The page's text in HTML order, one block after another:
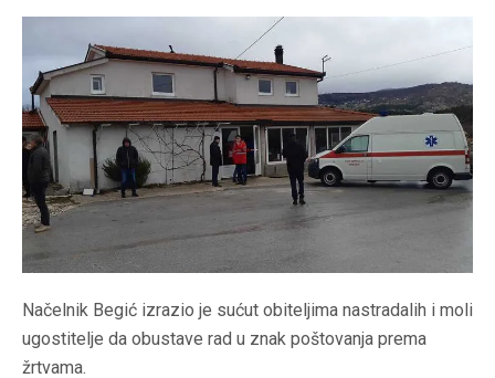
Načelnik Begić izrazio je sućut obiteljima nastradalih i moli
ugostitelje da obustave rad u znak poštovanja prema
žrtvama.